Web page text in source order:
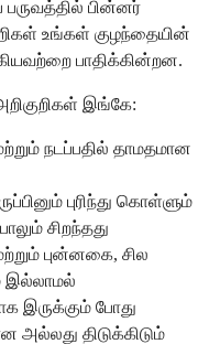
பருவத்தில் பின்னர்
உங்கள் குழந்தையின்
பாதிக்கின்றன.
இங்கே:
நடப்பதில் தாமதமான
புரிந்து கொள்ளும்
சிறந்தது
மற்றும் புன்னகை, சில
இல்லாமல்
இருக்கும் போது
அல்லது திடுக்கிடும்